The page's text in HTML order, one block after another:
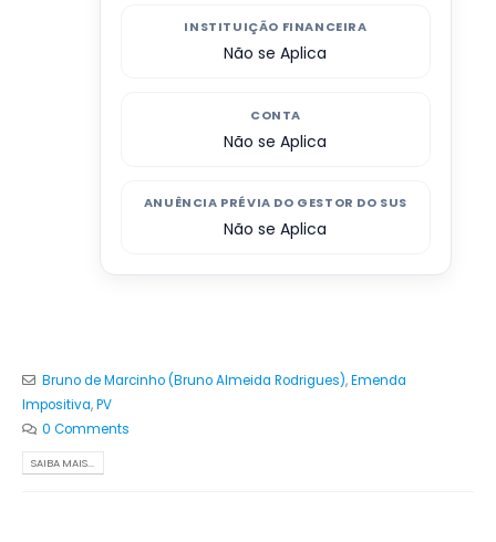
INSTITUIÇÃO FINANCEIRA
Não se Aplica
CONTA
Não se Aplica
ANUÊNCIA PRÉVIA DO GESTOR DO SUS
Não se Aplica
Bruno de Marcinho (Bruno Almeida Rodrigues),Emenda
Impositiva,PV
0 Comments
SAIBA MAIS...